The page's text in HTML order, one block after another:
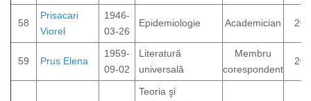
58
Prisacari
Viorel
1946-
03-26
Epidemiologie Academician
59 Prus Elena
1959-
09-02
Literatură
universală
Membru
corespondent
Teoria şi